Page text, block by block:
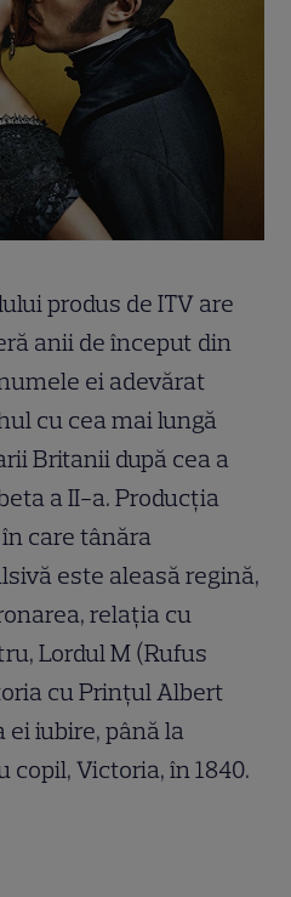
produs de ITV are
anii de început din
ei adevărat
cu cea mai lungă
Britanii după cea a
a II-a. Producția
care tânăra
este aleasă regină,
relația cu
Lordul M (Rufus
cu Prințul Albert
ei iubire, până la
Victoria, în 1840.